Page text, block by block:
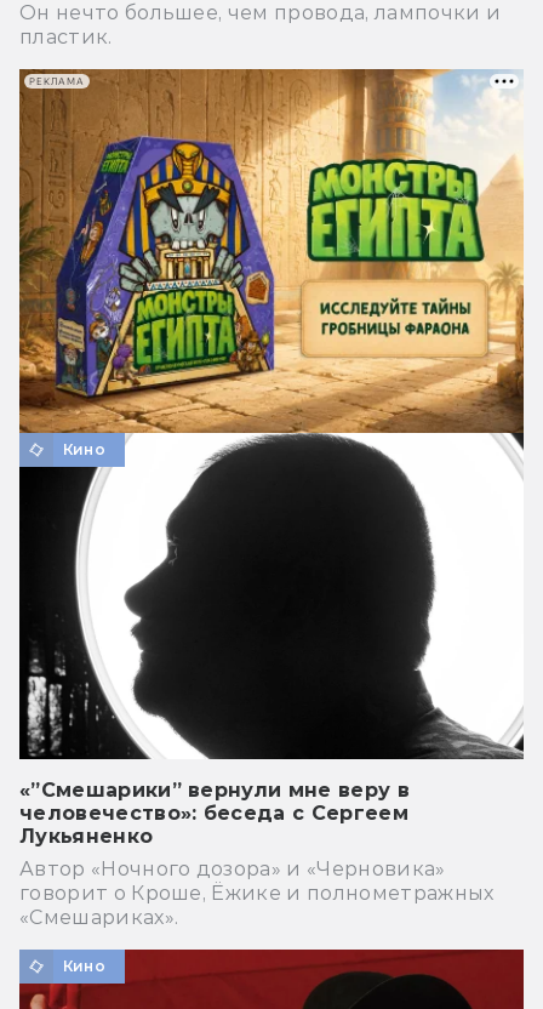
Он нечто большее, чем провода, лампочки и
пластик.
Кино
«”Смешарики” вернули мне веру в
человечество»: беседа с Сергеем
Лукьяненко
Автор «Ночного дозора» и «Черновика»
говорит о Кроше, Ёжике и полнометражных
«Смешариках».
Кино
РЕКЛАМА